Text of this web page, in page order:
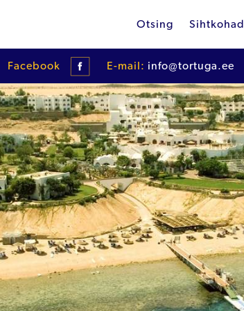
Otsing Sihtkohad
Facebook E-mail: info@tortuga.ee